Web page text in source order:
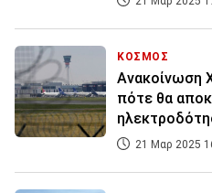
ΚΟΣΜΟΣ
Ανακοίνωση
πότε θα
21 Μαρ 2025